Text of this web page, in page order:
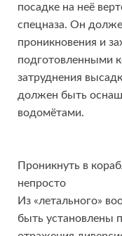
посадке на неё
спецназа. Он
проникновения и
подготовленными
затруднения
должен быть
водомётами.
Проникнуть в
непросто
Из «летального»
быть установлены